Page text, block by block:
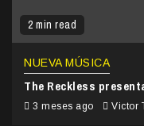
2 min read
NUEVA MÚSICA
The Reckless
3 meses ago Victor